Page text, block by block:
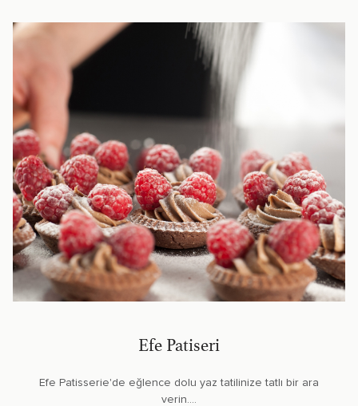
Efe Patiseri
Efe Patisserie'de eğlence dolu yaz tatilinize tatlı bir ara
verin....